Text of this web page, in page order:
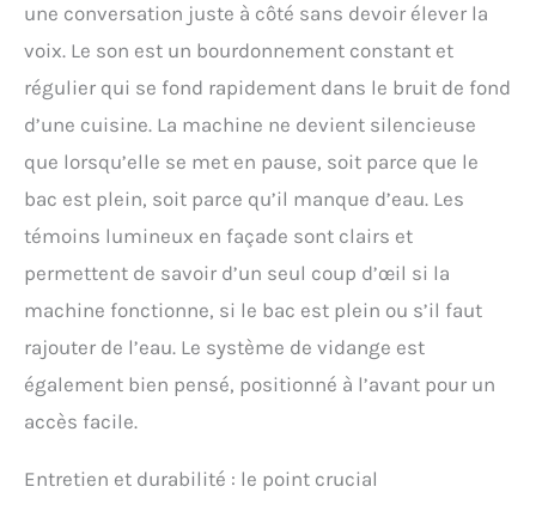
une conversation juste à côté sans devoir élever la
voix. Le son est un bourdonnement constant et
régulier qui se fond rapidement dans le bruit de fond
d’une cuisine. La machine ne devient silencieuse
que lorsqu’elle se met en pause, soit parce que le
bac est plein, soit parce qu’il manque d’eau. Les
témoins lumineux en façade sont clairs et
permettent de savoir d’un seul coup d’œil si la
machine fonctionne, si le bac est plein ou s’il faut
rajouter de l’eau. Le système de vidange est
également bien pensé, positionné à l’avant pour un
accès facile.
Entretien et durabilité : le point crucial